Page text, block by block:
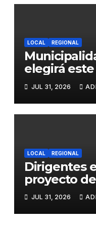
LOCAL REGIONAL
elegirá
de
Trabajo
JUL 31, 2026
LOCAL REGIONAL
Dirigentes
proyecto
salida a
demora
JUL 31, 2026